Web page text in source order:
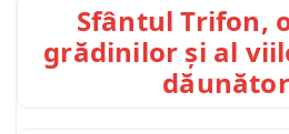
Sfântul Trifon,
grădinilor și al